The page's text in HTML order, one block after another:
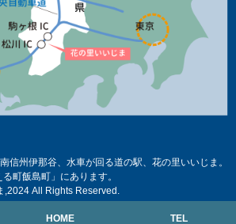
信州伊那谷、水車が回る道の駅、花の里いいじま。
町飯島町」にあります。
All Rights Reserved.
HOME TEL